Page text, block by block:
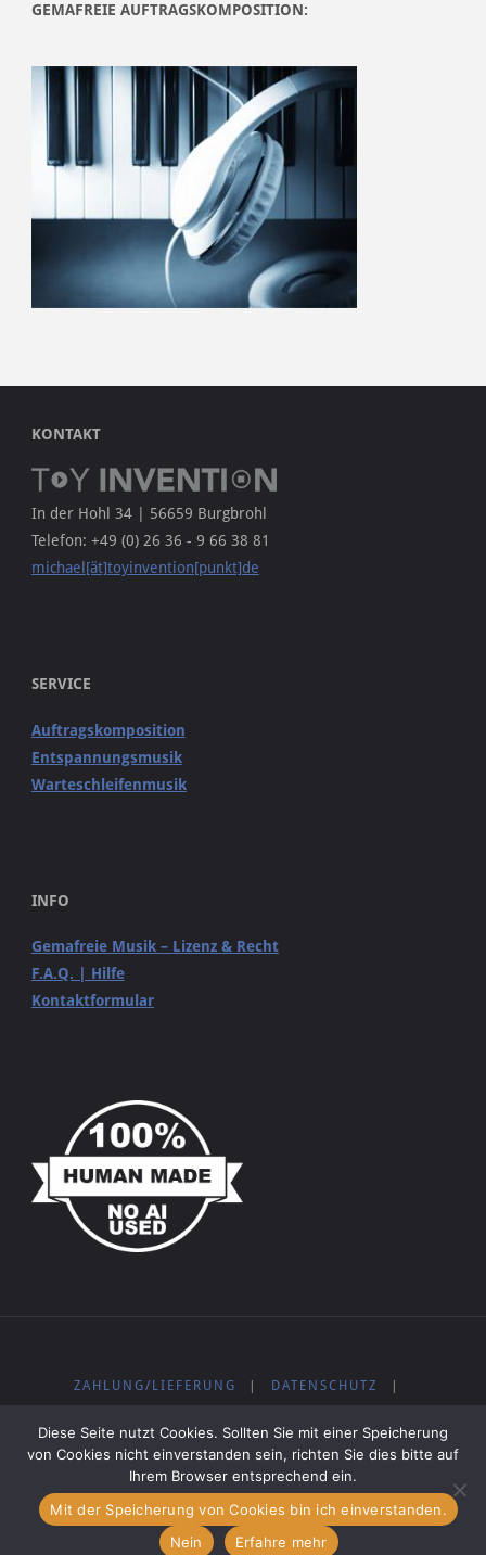
GEMAFREIE AUFTRAGSKOMPOSITION:
KONTAKT
In der Hohl 34 | 56659 Burgbrohl
Telefon: +49 (0) 26 36 - 9 66 38 81
michael[ät]toyinvention[punkt]de
SERVICE
Auftragskomposition
Entspannungsmusik
Warteschleifenmusik
INFO
Gemafreie Musik – Lizenz & Recht
F.A.Q. | Hilfe
Kontaktformular
ZAHLUNG/LIEFERUNG DATENSCHUTZ
KOSTENLOSE MUSIK
Präsentiert vonFluida WordPress.
Diese Seite nutzt Cookies. Sollten Sie mit einer Speicherung
von Cookies nicht einverstanden sein, richten Sie dies bitte auf
Ihrem Browser entsprechend ein.
Mit der Speicherung von Cookies bin ich einverstanden.
Nein
Erfahre mehr